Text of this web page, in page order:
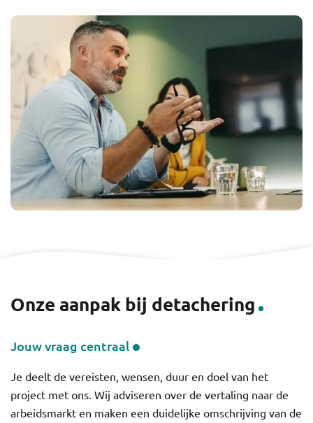
Onze aanpak bij detachering
Jouw vraag centraal
Je deelt de vereisten, wensen, duur en doel van het
project met ons. Wij adviseren over de vertaling naar de
arbeidsmarkt en maken een duidelijke omschrijving van de